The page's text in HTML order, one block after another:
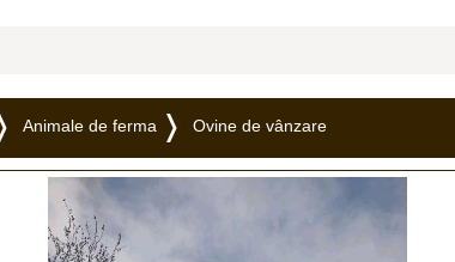
Animale de ferma Ovine de vânzare